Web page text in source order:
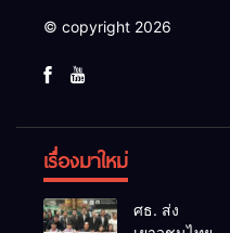
© copyright 2026
เรื่องมาใหม่
ศธ. ส่ง